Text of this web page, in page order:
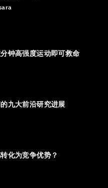
钟高强度运动即可救命
九大前沿研究进展
化为竞争优势？